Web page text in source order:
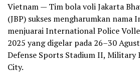
Vietnam — Tim bola voli Jakarta
(JBP) sukses mengharumkan nama
menjuarai International Police
2025 yang digelar pada 26–30
Defense Sports Stadium II, Military
City.